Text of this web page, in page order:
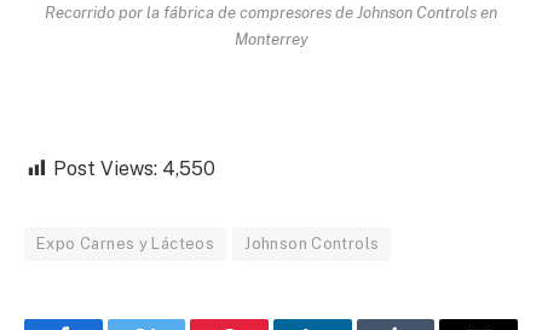
Recorrido por la fábrica de compresores de Johnson Controls en
Monterrey
Post Views: 4,550
Expo Carnes y Lácteos Johnson Controls